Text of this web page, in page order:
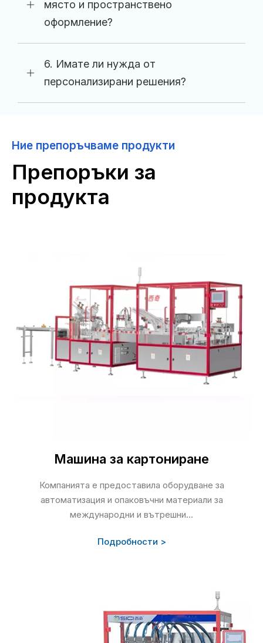
място и пространствено
оформление?
6. Имате ли нужда от
персонализирани решения?
Ние препоръчваме продукти
Препоръки за
продукта
Машина за картониране
Компанията е предоставила оборудване за
автоматизация и опаковъчни материали за
международни и вътрешни...
Подробности >